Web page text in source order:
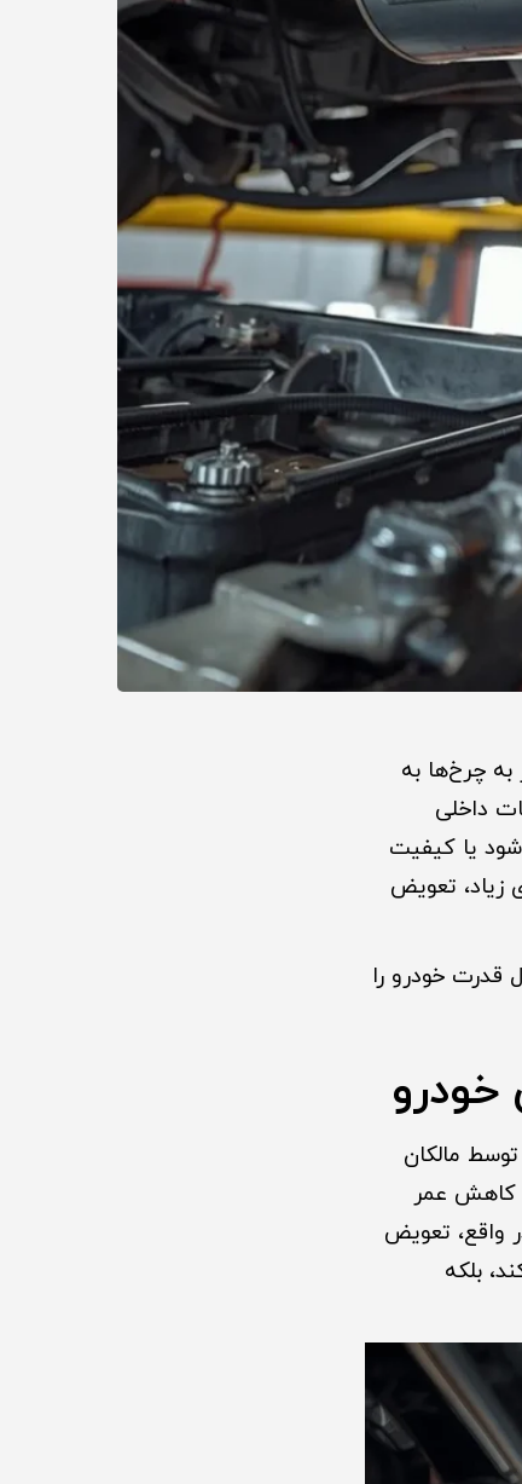
چرخ‌ها به
داخلی
یا کیفیت
تعویض
قدرت خودرو را
مالکان
کاهش عمر
واقع، تعویض
بلکه